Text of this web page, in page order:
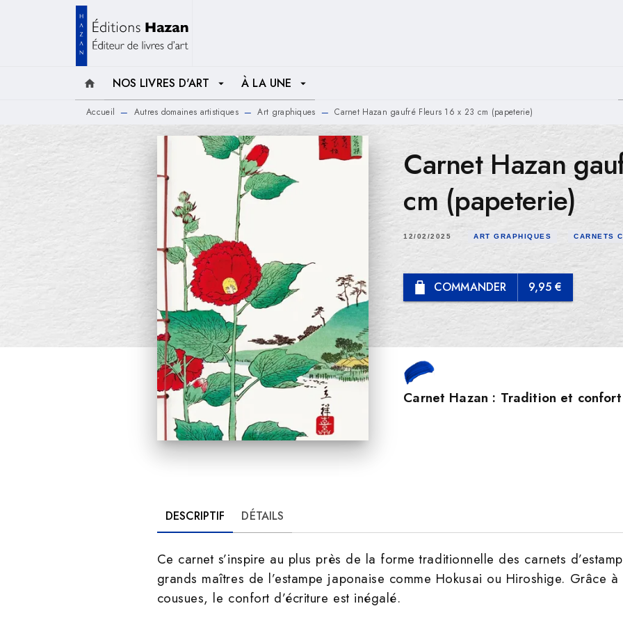
MENU RECHERCHE
home NOS LIVRES D'ART arrow_drop_down À LA UNE arrow_drop_down
Accueil — Autres domaines artistiques — Art graphiques — Carnet Hazan gaufré Fleurs 16 x 23 cm (papeterie)
Carnet Hazan
cm (papeterie)
12/02/2025 ART GRAPHIQUES CARNETS
COMMANDER 9,95 €
Carnet Hazan : Tradition et
DESCRIPTIF DÉTAILS
Ce carnet s’inspire au plus près de la forme traditionnelle des carnets
grands maîtres de l’estampe japonaise comme Hokusai ou Hiroshige. Grâce
cousues, le confort d’écriture est inégalé.